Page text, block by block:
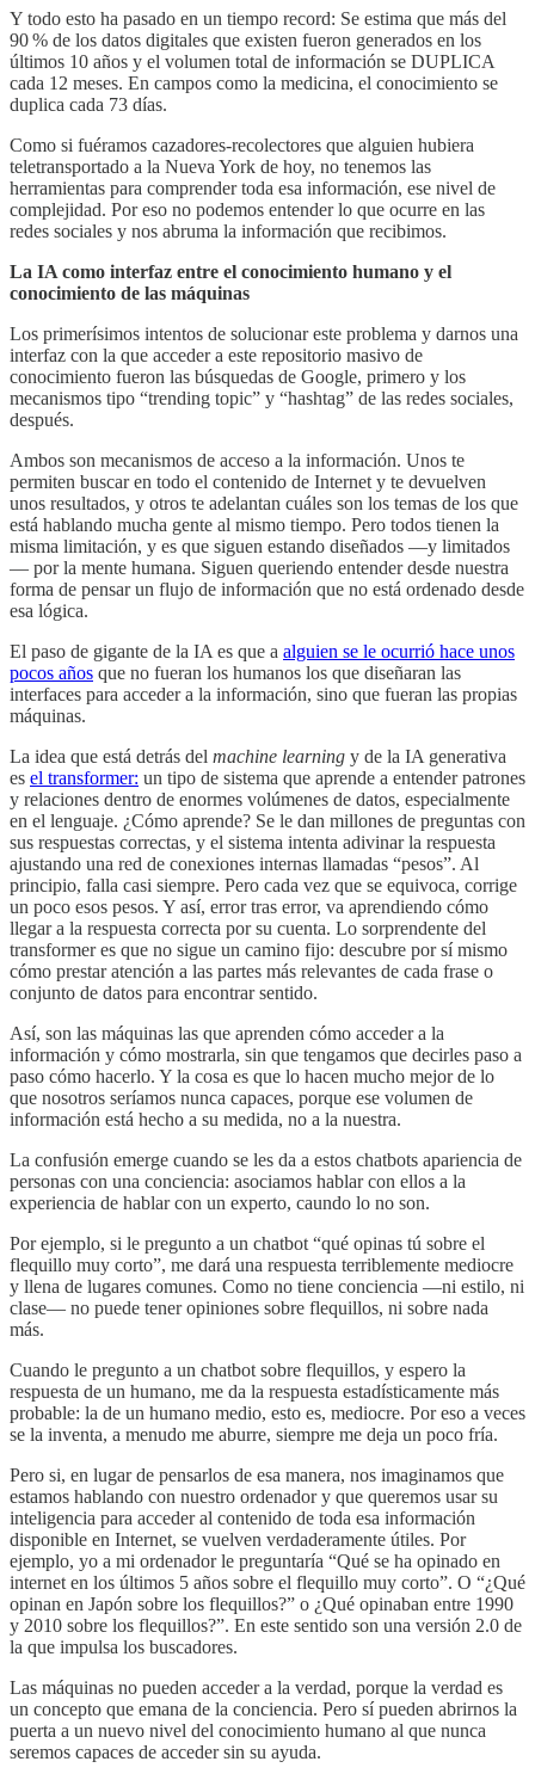
Y todo esto ha pasado en un tiempo record: Se estima que más del
90 % de los datos digitales que existen fueron generados en los
últimos 10 años y el volumen total de información se DUPLICA
cada 12 meses. En campos como la medicina, el conocimiento se
duplica cada 73 días.
Como si fuéramos cazadores-recolectores que alguien hubiera
teletransportado a la Nueva York de hoy, no tenemos las
herramientas para comprender toda esa información, ese nivel de
complejidad. Por eso no podemos entender lo que ocurre en las
redes sociales y nos abruma la información que recibimos.
La IA como interfaz entre el conocimiento humano y el
conocimiento de las máquinas
Los primerísimos intentos de solucionar este problema y darnos una
interfaz con la que acceder a este repositorio masivo de
conocimiento fueron las búsquedas de Google, primero y los
mecanismos tipo “trending topic” y “hashtag” de las redes sociales,
después.
Ambos son mecanismos de acceso a la información. Unos te
permiten buscar en todo el contenido de Internet y te devuelven
unos resultados, y otros te adelantan cuáles son los temas de los que
está hablando mucha gente al mismo tiempo. Pero todos tienen la
misma limitación, y es que siguen estando diseñados —y limitados
— por la mente humana. Siguen queriendo entender desde nuestra
forma de pensar un flujo de información que no está ordenado desde
esa lógica.
El paso de gigante de la IA es que a alguien se le ocurrió hace unos
pocos años que no fueran los humanos los que diseñaran las
interfaces para acceder a la información, sino que fueran las propias
máquinas.
La idea que está detrás del machine learning y de la IA generativa
es el transformer: un tipo de sistema que aprende a entender patrones
y relaciones dentro de enormes volúmenes de datos, especialmente
en el lenguaje. ¿Cómo aprende? Se le dan millones de preguntas con
sus respuestas correctas, y el sistema intenta adivinar la respuesta
ajustando una red de conexiones internas llamadas “pesos”. Al
principio, falla casi siempre. Pero cada vez que se equivoca, corrige
un poco esos pesos. Y así, error tras error, va aprendiendo cómo
llegar a la respuesta correcta por su cuenta. Lo sorprendente del
transformer es que no sigue un camino fijo: descubre por sí mismo
cómo prestar atención a las partes más relevantes de cada frase o
conjunto de datos para encontrar sentido.
Así, son las máquinas las que aprenden cómo acceder a la
información y cómo mostrarla, sin que tengamos que decirles paso a
paso cómo hacerlo. Y la cosa es que lo hacen mucho mejor de lo
que nosotros seríamos nunca capaces, porque ese volumen de
información está hecho a su medida, no a la nuestra.
La confusión emerge cuando se les da a estos chatbots apariencia de
personas con una conciencia: asociamos hablar con ellos a la
experiencia de hablar con un experto, caundo lo no son.
Por ejemplo, si le pregunto a un chatbot “qué opinas tú sobre el
flequillo muy corto”, me dará una respuesta terriblemente mediocre
y llena de lugares comunes. Como no tiene conciencia —ni estilo, ni
clase— no puede tener opiniones sobre flequillos, ni sobre nada
más.
Cuando le pregunto a un chatbot sobre flequillos, y espero la
respuesta de un humano, me da la respuesta estadísticamente más
probable: la de un humano medio, esto es, mediocre. Por eso a veces
se la inventa, a menudo me aburre, siempre me deja un poco fría.
Pero si, en lugar de pensarlos de esa manera, nos imaginamos que
estamos hablando con nuestro ordenador y que queremos usar su
inteligencia para acceder al contenido de toda esa información
disponible en Internet, se vuelven verdaderamente útiles. Por
ejemplo, yo a mi ordenador le preguntaría “Qué se ha opinado en
internet en los últimos 5 años sobre el flequillo muy corto”. O “¿Qué
opinan en Japón sobre los flequillos?” o ¿Qué opinaban entre 1990
y 2010 sobre los flequillos?”. En este sentido son una versión 2.0 de
la que impulsa los buscadores.
Las máquinas no pueden acceder a la verdad, porque la verdad es
un concepto que emana de la conciencia. Pero sí pueden abrirnos la
puerta a un nuevo nivel del conocimiento humano al que nunca
seremos capaces de acceder sin su ayuda.